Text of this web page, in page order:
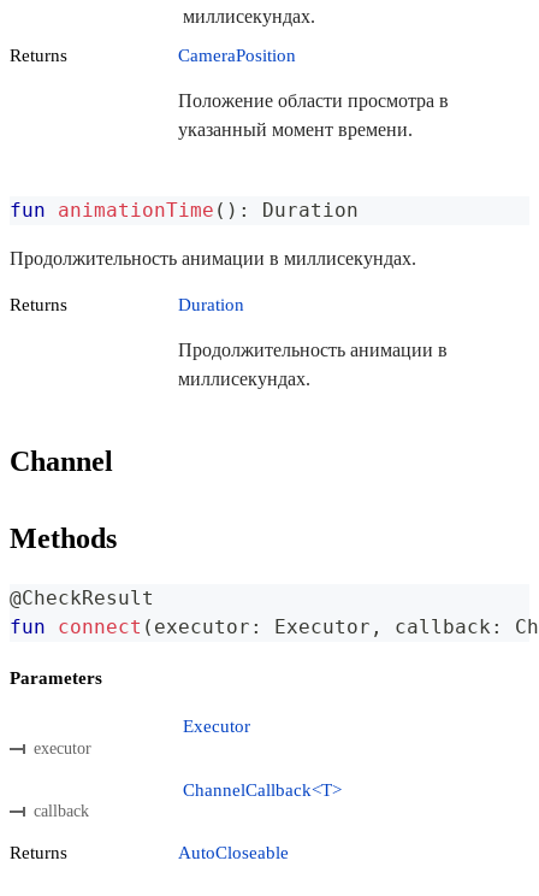
миллисекундах.
Returns CameraPosition
Положение области просмотра в
указанный момент времени.
fun animationTime ( ) : Duration
Продолжительность анимации в миллисекундах.
Returns Duration
Продолжительность анимации в
миллисекундах.
Channel
Methods
@CheckResult
fun
connect ( executor : Executor , callback :
Parameters
executor
Executor
callback
ChannelCallback<T>
Returns AutoCloseable